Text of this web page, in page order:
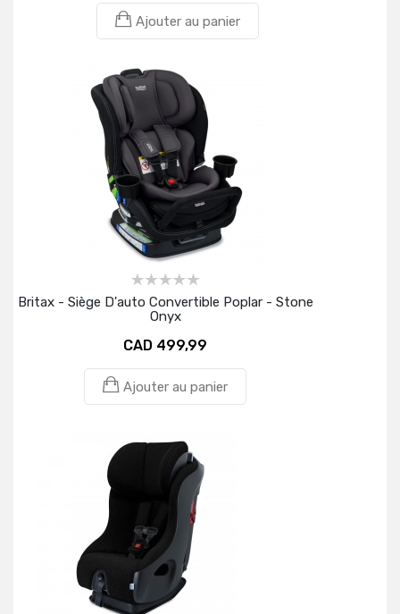
Ajouter au panier
Britax - Siège D'auto Convertible Poplar - Stone
Onyx
CAD 499,99
Ajouter au panier